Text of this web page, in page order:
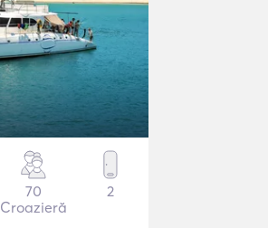
70
Croazieră
2